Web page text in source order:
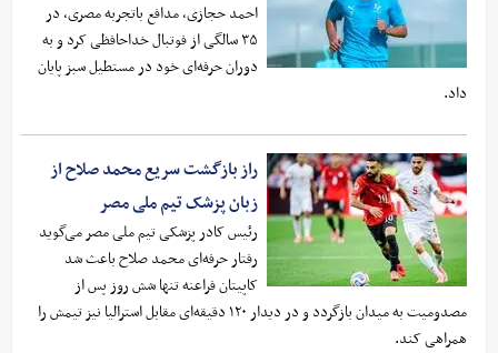
احمد حجازی، مدافع باتجربه مصری، در
۳۵ سالگی از فوتبال خداحافظی کرد و به
دوران حرفه‌ای خود در مستطیل سبز پایان
داد.
راز بازگشت سریع محمد صلاح از
زبان پزشک تیم ملی مصر
رئیس کادر پزشکی تیم ملی مصر می‌گوید
رفتار حرفه‌ای محمد صلاح باعث شد
کاپیتان فراعنه تنها شش روز پس از
مصدومیت به میدان بازگردد و در دیدار ۱۲۰ دقیقه‌ای مقابل استرالیا نیز تیمش را
همراهی کند.